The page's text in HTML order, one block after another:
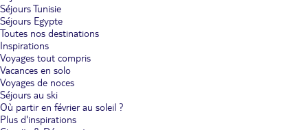
Séjours Tunisie
Séjours Egypte
Toutes nos destinations
Inspirations
Voyages tout compris
Vacances en solo
Voyages de noces
Séjours au ski
Où partir en février au soleil ?
Plus d'inspirations